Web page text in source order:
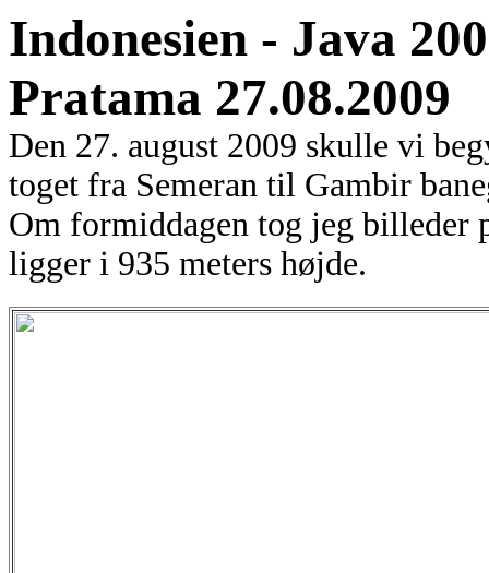
Indonesien - Java
Pratama 27.08.2009
Den 27. august 2009 skulle vi
toget fra Semeran til Gambir
Om formiddagen tog jeg billeder
ligger i 935 meters højde.